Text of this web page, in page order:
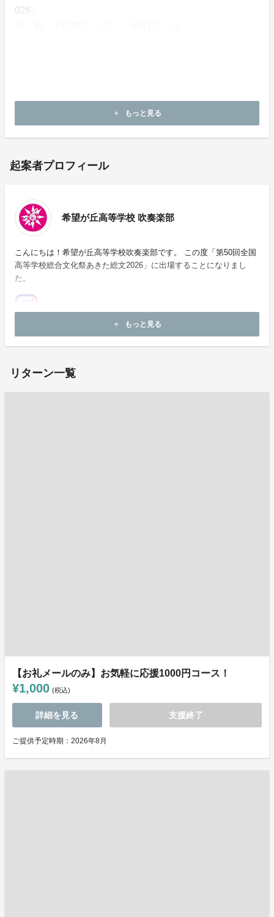
026」
add もっと見る
起案者プロフィール
希望が丘高等学校 吹奏楽部
こんにちは！希望が丘高等学校吹奏楽部です。 この度「第50回全国
高等学校総合文化祭あきた総文2026」に出場することになりまし
た。
add もっと見る
リターン一覧
【お礼メールのみ】お気軽に応援1000円コース！
¥1,000 (税込)
詳細を見る 支援終了
ご提供予定時期：2026年8月